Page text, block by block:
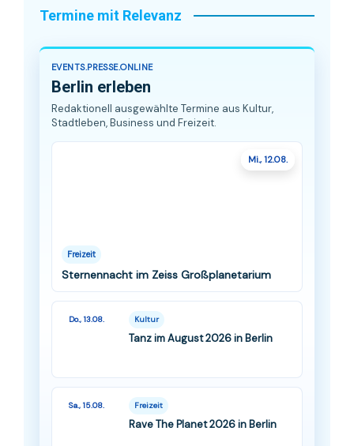
Termine mit Relevanz
EVENTS.PRESSE.ONLINE
Berlin erleben
Redaktionell ausgewählte Termine aus Kultur,
Stadtleben, Business und Freizeit.
Mi., 12.08.
Freizeit
Sternennacht im Zeiss Großplanetarium
Do., 13.08. Kultur
Tanz im August 2026 in Berlin
Sa., 15.08. Freizeit
Rave The Planet 2026 in Berlin